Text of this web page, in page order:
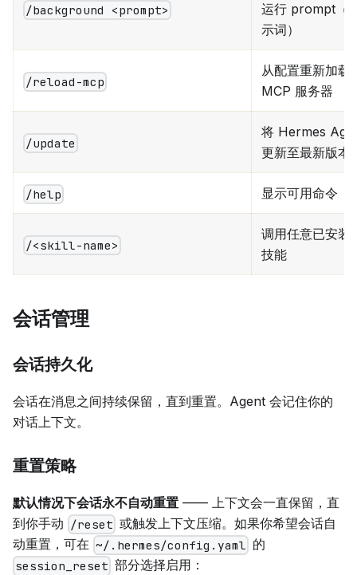
/background <prompt>
运行 prompt（
示词）
/reload-mcp
从配置重新加载
MCP 服务器
/update
将 Hermes
更新至最新版本
/help 显示可用命令
/<skill-name>
调用任意已安装
技能
会话管理
会话持久化
会话在消息之间持续保留，直到重置。Agent 会记住你的
对话上下文。
重置策略
默认情况下会话永不自动重置 —— 上下文会一直保留，直
到你手动 /reset 或触发上下文压缩。如果你希望会话自
动重置，可在 ~/.hermes/config.yaml 的
session_reset 部分选择启用：